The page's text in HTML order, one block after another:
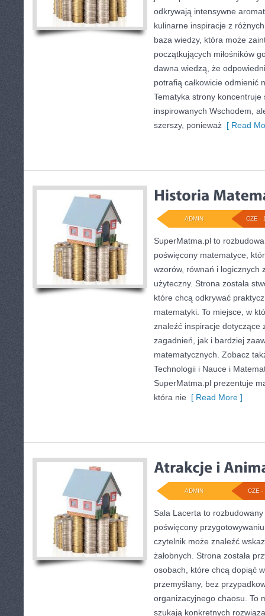
odkrywają intensywne
kulinarne inspiracje z
baza wiedzy, która może
początkujących miłośników
dawna wiedzą, że
potrafią całkowicie odmienić
Tematyka strony koncentruje
inspirowanych Wschodem,
szerszy, ponieważ [ Read
CZE -
ADMIN
SuperMatma.pl to
poświęcony matematyce,
wzorów, równań i logicznych
użyteczny. Strona została
które chcą odkrywać
matematyki. To miejsce, w
znaleźć inspiracje dotyczące
zagadnień, jak i bardziej
matematycznych. Zobacz
Technologii i Nauce i
SuperMatma.pl prezentuje
która nie [ Read More ]
CZE -
ADMIN
Sala Lacerta to
poświęcony
czytelnik może znaleźć
żałobnych. Strona została
osobach, które chcą dopiąć
przemyślany, bez
organizacyjnego chaosu. To
szukają konkretnych